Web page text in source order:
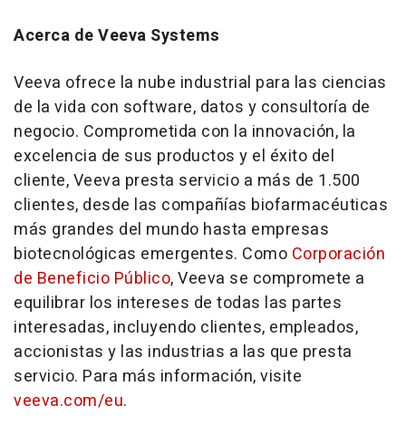
Acerca de Veeva Systems
Veeva ofrece la nube industrial para las ciencias
de la vida con software, datos y consultoría de
negocio. Comprometida con la innovación, la
excelencia de sus productos y el éxito del
cliente, Veeva presta servicio a más de 1.500
clientes, desde las compañías biofarmacéuticas
más grandes del mundo hasta empresas
biotecnológicas emergentes. Como Corporación
de Beneficio Público, Veeva se compromete a
equilibrar los intereses de todas las partes
interesadas, incluyendo clientes, empleados,
accionistas y las industrias a las que presta
servicio. Para más información, visite
veeva.com/eu.